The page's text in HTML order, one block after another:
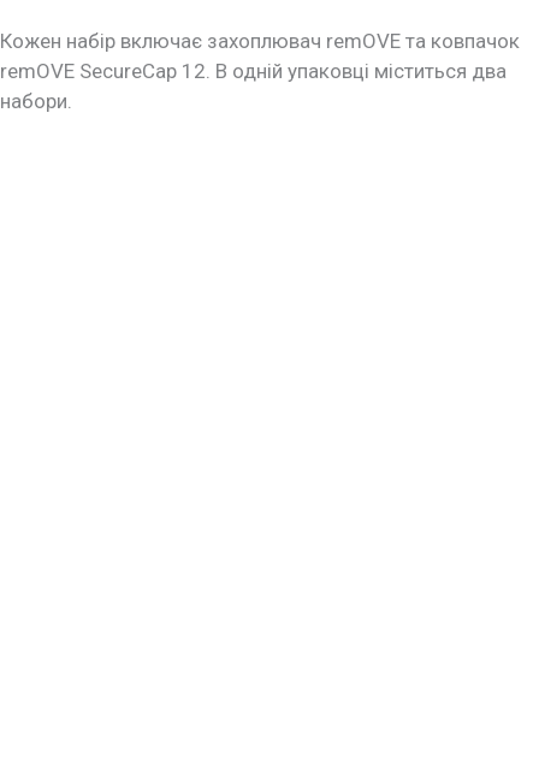
Кожен набір включає захоплювач remOVE та ковпачок
remOVE SecureCap 12. В одній упаковці міститься два
набори.